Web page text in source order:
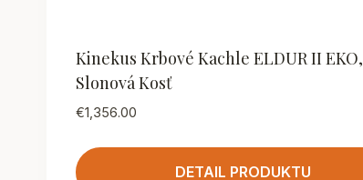
Kinekus Krbové Kachle ELDUR II EKO,
Slonová Kosť
€1,356.00
DETAIL PRODUKTU